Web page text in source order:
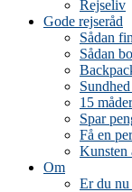
Rejseliv
Gode rejseråd
Sådan
Sådan
15
Spar
Få en
Kunsten
Om
Er du nu